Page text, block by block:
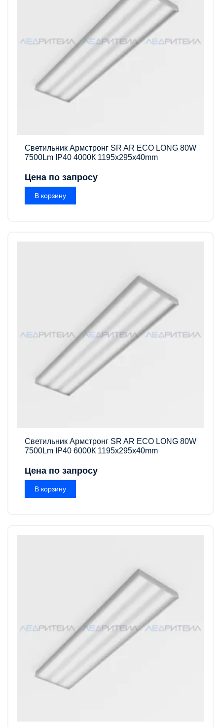
Светильник Армстронг SR AR ECO LONG 80W
7500Lm IP40 4000К 1195x295x40mm
Цена по запросу
В корзину
Светильник Армстронг SR AR ECO LONG 80W
7500Lm IP40 6000К 1195x295x40mm
Цена по запросу
В корзину